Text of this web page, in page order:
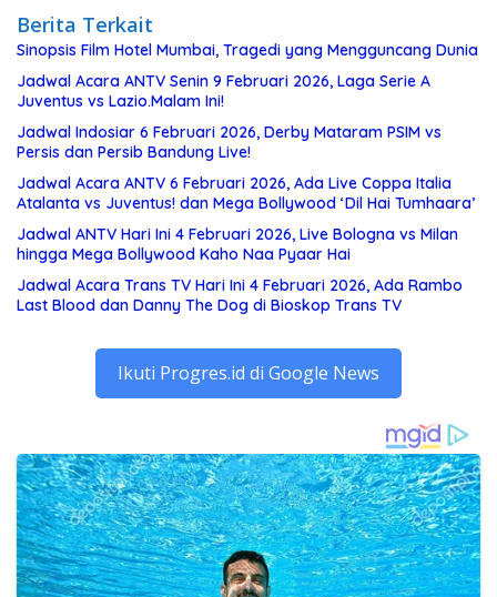
Berita Terkait
Sinopsis Film Hotel Mumbai, Tragedi yang Mengguncang Dunia
Jadwal Acara ANTV Senin 9 Februari 2026, Laga Serie A
Juventus vs Lazio.Malam Ini!
Jadwal Indosiar 6 Februari 2026, Derby Mataram PSIM vs
Persis dan Persib Bandung Live!
Jadwal Acara ANTV 6 Februari 2026, Ada Live Coppa Italia
Atalanta vs Juventus! dan Mega Bollywood ‘Dil Hai Tumhaara’
Jadwal ANTV Hari Ini 4 Februari 2026, Live Bologna vs Milan
hingga Mega Bollywood Kaho Naa Pyaar Hai
Jadwal Acara Trans TV Hari Ini 4 Februari 2026, Ada Rambo
Last Blood dan Danny The Dog di Bioskop Trans TV
Ikuti Progres.id di Google News